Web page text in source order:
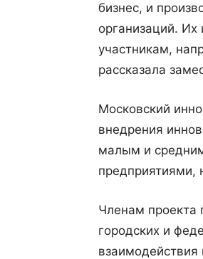
бизнес, и
организаций. Их
участникам,
рассказала
Московский
внедрения
малым и
предприятиями,
Членам проекта
городских и
взаимодействия